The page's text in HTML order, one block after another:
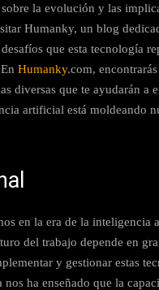
la evolución y las
Humanky, un blog
que esta tecnología
Humanky.com,
diversas que te ayudarán a
artificial está moldeando
en la era de la inteligencia
del trabajo depende en
y gestionar estas
ha enseñado que la